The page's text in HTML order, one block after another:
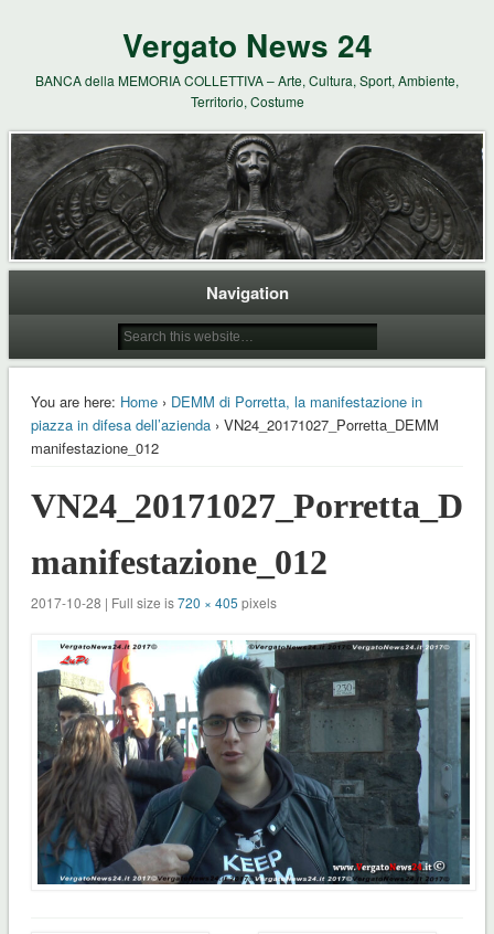
Vergato News 24
BANCA della MEMORIA COLLETTIVA – Arte, Cultura, Sport, Ambiente,
Territorio, Costume
Navigation
You are here: Home› DEMM di Porretta, la manifestazione in
piazza in difesa dell’azienda› VN24_20171027_Porretta_DEMM
manifestazione_012
manifestazione_012
2017-10-28 | Full size is720 × 405 pixels